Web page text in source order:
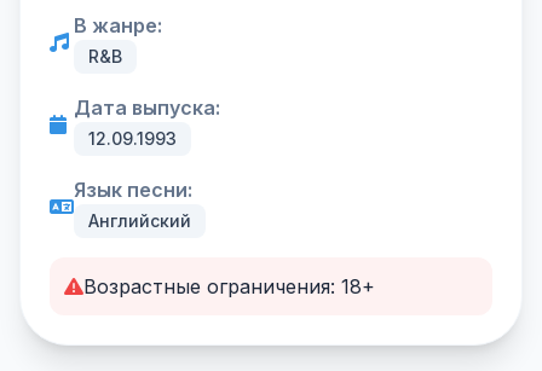
В жанре:
R&B
Дата выпуска:
12.09.1993
Язык песни:
Английский
Возрастные ограничения: 18+